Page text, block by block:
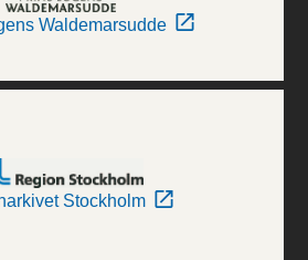
Waldemarsudde
Stockholm